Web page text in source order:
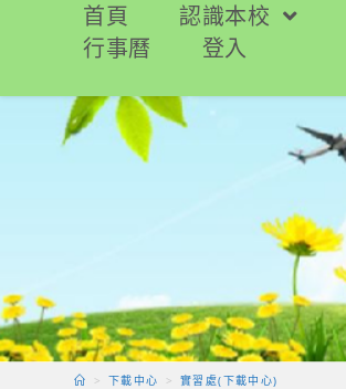
要
首頁 認識本校
行事曆
登入
> 下載中心 > 實習處(下載中心)